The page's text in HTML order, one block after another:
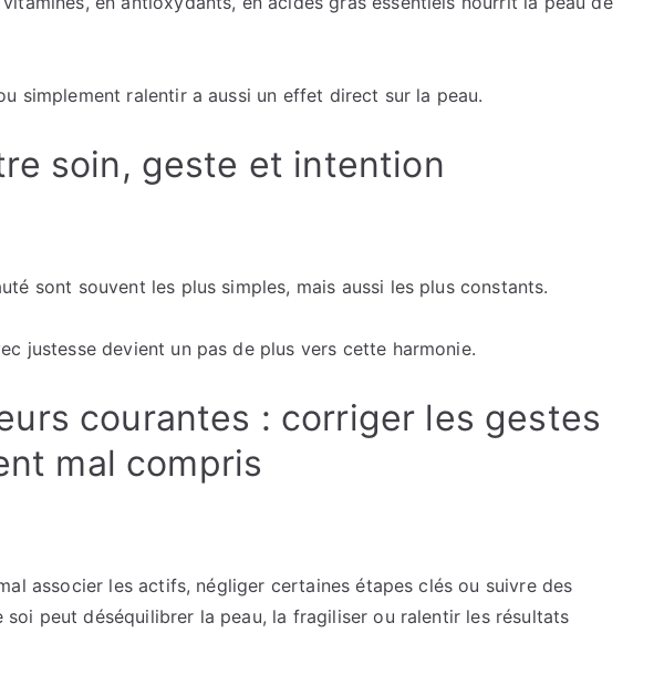
simplement ralentir a aussi un effet direct sur la peau.
soin, geste et intention
sont souvent les plus simples, mais aussi les plus constants.
justesse devient un pas de plus vers cette harmonie.
courantes : corriger les gestes
mal compris
associer les actifs, négliger certaines étapes clés ou suivre des
soi peut déséquilibrer la peau, la fragiliser ou ralentir les résultats